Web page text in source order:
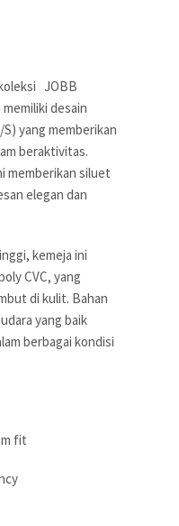
JOBB
desain
yang memberikan
beraktivitas.
memberikan siluet
elegan dan
kemeja ini
CVC, yang
di kulit. Bahan
yang baik
berbagai kondisi
fit